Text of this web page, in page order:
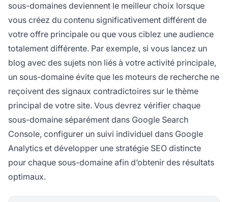
sous-domaines deviennent le meilleur choix lorsque
vous créez du contenu significativement différent de
votre offre principale ou que vous ciblez une audience
totalement différente. Par exemple, si vous lancez un
blog avec des sujets non liés à votre activité principale,
un sous-domaine évite que les moteurs de recherche ne
reçoivent des signaux contradictoires sur le thème
principal de votre site. Vous devrez vérifier chaque
sous-domaine séparément dans Google Search
Console, configurer un suivi individuel dans Google
Analytics et développer une stratégie SEO distincte
pour chaque sous-domaine afin d’obtenir des résultats
optimaux.